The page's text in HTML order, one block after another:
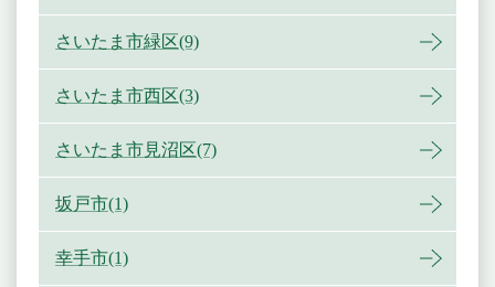
さいたま市緑区(9)
さいたま市西区(3)
さいたま市見沼区(7)
坂戸市(1)
幸手市(1)